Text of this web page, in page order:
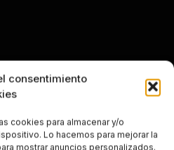
consentimiento
cookies para almacenar y/o
Lo hacemos para mejorar la
mostrar anuncios personalizados.